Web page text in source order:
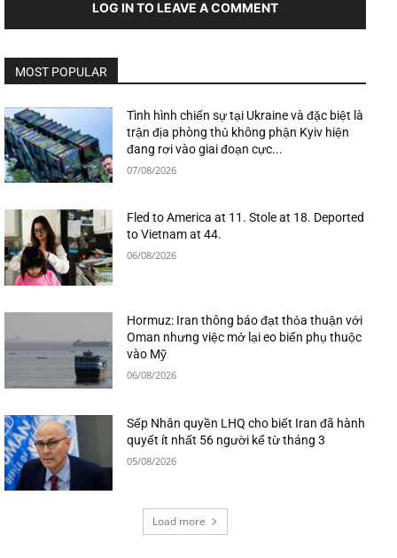
LOG IN TO LEAVE A COMMENT
MOST POPULAR
Tình hình chiến sự tại Ukraine và đặc biệt là
trận địa phòng thủ không phận Kyiv hiện
đang rơi vào giai đoạn cực...
07/08/2026
Fled to America at 11. Stole at 18. Deported
to Vietnam at 44.
06/08/2026
Hormuz: Iran thông báo đạt thỏa thuận với
Oman nhưng việc mở lại eo biển phụ thuộc
vào Mỹ
06/08/2026
Sếp Nhân quyền LHQ cho biết Iran đã hành
quyết ít nhất 56 người kể từ tháng 3
05/08/2026
Load more